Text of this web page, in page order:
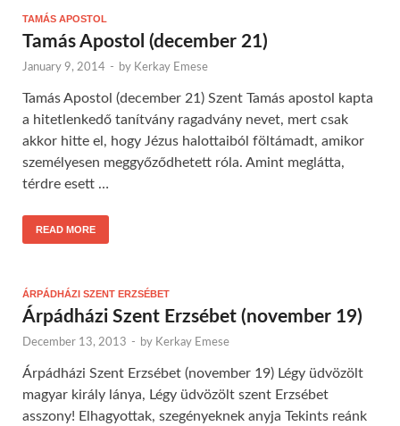
TAMÁS APOSTOL
Tamás Apostol (december 21)
January 9, 2014 - by Kerkay Emese
Tamás Apostol (december 21) Szent Tamás apostol kapta
a hitetlenkedő tanítvány ragadvány nevet, mert csak
akkor hitte el, hogy Jézus halottaiból föltámadt, amikor
személyesen meggyőződhetett róla. Amint meglátta,
térdre esett …
READ MORE
ÁRPÁDHÁZI SZENT ERZSÉBET
Árpádházi Szent Erzsébet (november 19)
December 13, 2013 - by Kerkay Emese
Árpádházi Szent Erzsébet (november 19) Légy üdvözölt
magyar király lánya, Légy üdvözölt szent Erzsébet
asszony! Elhagyottak, szegényeknek anyja Tekints reánk